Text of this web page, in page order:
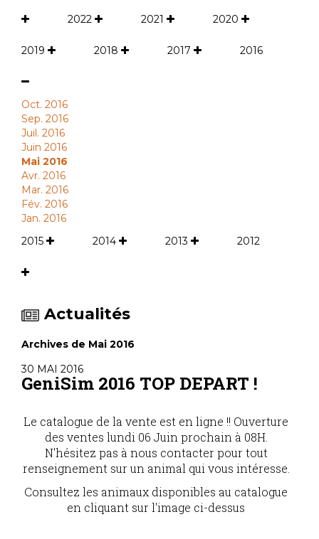
2022 2021 2020
2019 2018 2017 2016
Oct. 2016
Sep. 2016
Juil. 2016
Juin 2016
Mai 2016
Avr. 2016
Mar. 2016
Fév. 2016
Jan. 2016
2015
2014 2013 2012
Actualités
Archives de Mai 2016
30 MAI 2016
GeniSim 2016 TOP DEPART !
Le catalogue de la vente est en ligne !! Ouverture
des ventes lundi 06 Juin prochain à 08H.
N'hésitez pas à nous contacter pour tout
renseignement sur un animal qui vous intéresse.
Consultez les animaux disponibles au catalogue
en cliquant sur l'image ci-dessus